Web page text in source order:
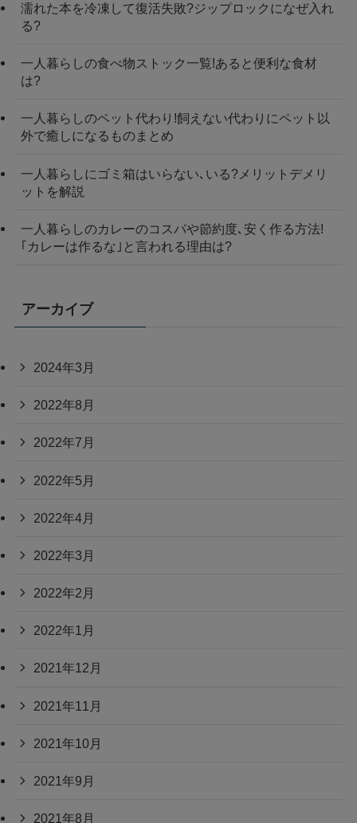
濡れた本を冷凍して復活失敗?ジップロックになぜ入れ
る?
一人暮らしの食べ物ストック一覧!あると便利な食材
は?
一人暮らしのペット代わり!飼えない代わりにペット以
外で癒しになるものまとめ
一人暮らしにゴミ箱はいらない､いる?メリットデメリ
ットを解説
一人暮らしのカレーのコスパや節約度､安く作る方法!
｢カレーは作るな｣と言われる理由は?
アーカイブ
2024年3月
2022年8月
2022年7月
2022年5月
2022年4月
2022年3月
2022年2月
2022年1月
2021年12月
2021年11月
2021年10月
2021年9月
2021年8月